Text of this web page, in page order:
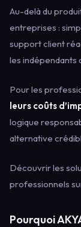
Au-delà du
entreprises :
support client
les indépendants
Pour les
leurs coûts
logique
alternative
Découvrir les
professionnels
Pourquoi